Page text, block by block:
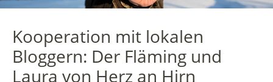
Kooperation mit lokalen
Bloggern: Der Fläming und
Laura von Herz an Hirn